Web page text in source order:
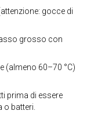
gocce di
grosso con
(almeno 60–70 °C)
prima di essere
batteri.